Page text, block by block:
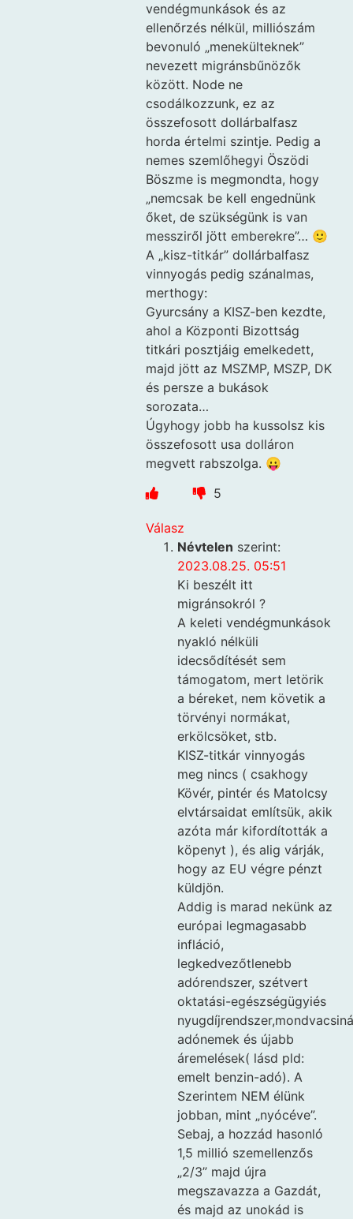
vendégmunkások és az
ellenőrzés nélkül, milliószám
bevonuló „menekülteknek”
nevezett migránsbűnözők
között. Node ne
csodálkozzunk, ez az
összefosott dollárbalfasz
horda értelmi szintje. Pedig a
nemes szemlőhegyi Öszödi
Böszme is megmondta, hogy
„nemcsak be kell engednünk
őket, de szükségünk is van
messziről jött emberekre”… 🙂
A „kisz-titkár” dollárbalfasz
vinnyogás pedig szánalmas,
merthogy:
Gyurcsány a KISZ-ben kezdte,
ahol a Központi Bizottság
titkári posztjáig emelkedett,
majd jött az MSZMP, MSZP, DK
és persze a bukások
sorozata…
Úgyhogy jobb ha kussolsz kis
összefosott usa dolláron
megvett rabszolga. 😛
5
Válasz
Névtelen szerint:
2023.08.25. 05:51
Ki beszélt itt
migránsokról ?
A keleti vendégmunkások
nyakló nélküli
idecsődítését sem
támogatom, mert letörik
a béreket, nem követik a
törvényi normákat,
erkölcsöket, stb.
KISZ-titkár vinnyogás
meg nincs ( csakhogy
Kövér, pintér és Matolcsy
elvtársaidat említsük, akik
azóta már kifordították a
köpenyt ), és alig várják,
hogy az EU végre pénzt
küldjön.
Addig is marad nekünk az
európai legmagasabb
infláció,
legkedvezőtlenebb
adórendszer, szétvert
oktatási-egészségügyiés
adónemek és újabb
áremelések( lásd pld:
emelt benzin-adó). A
Szerintem NEM élünk
jobban, mint „nyócéve”.
Sebaj, a hozzád hasonló
1,5 millió szemellenzős
„2/3” majd újra
megszavazza a Gazdát,
és majd az unokád is